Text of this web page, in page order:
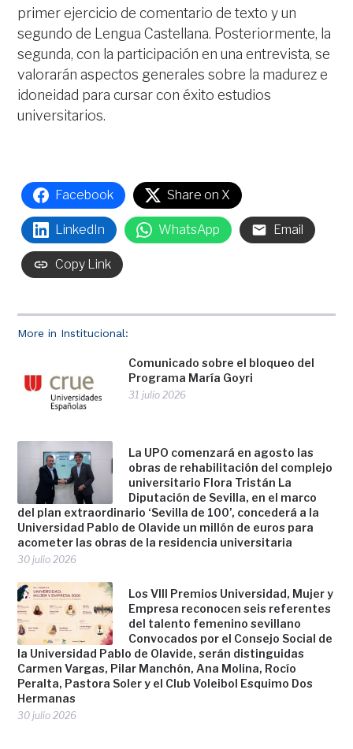
More in Institucional:
Comunicado sobre el bloqueo del
Programa María Goyri
31 julio 2026
La UPO comenzará en agosto las
obras de rehabilitación del complejo
universitario Flora Tristán La
Diputación de Sevilla, en el marco
del plan extraordinario ‘Sevilla de 100’, concederá a la
Universidad Pablo de Olavide un millón de euros para
acometer las obras de la residencia universitaria
30 julio 2026
Los VIII Premios Universidad, Mujer y
Empresa reconocen seis referentes
del talento femenino sevillano
Convocados por el Consejo Social de
la Universidad Pablo de Olavide, serán distinguidas
Carmen Vargas, Pilar Manchón, Ana Molina, Rocío
Peralta, Pastora Soler y el Club Voleibol Esquimo Dos
Hermanas
30 julio 2026
primer ejercicio de comentario de texto y un
segundo de Lengua Castellana. Posteriormente, la
segunda, con la participación en una entrevista, se
valorarán aspectos generales sobre la madurez e
idoneidad para cursar con éxito estudios
universitarios.
Facebook Share on X
LinkedIn WhatsApp Email
Copy Link